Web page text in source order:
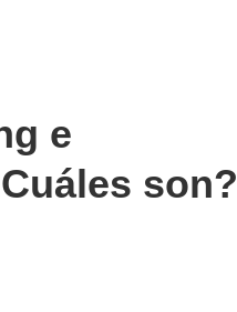
e
son?